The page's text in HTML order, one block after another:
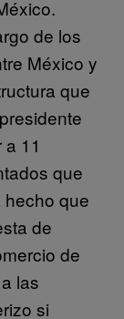
de los
México y
que
11
que
que
de
de
las
si